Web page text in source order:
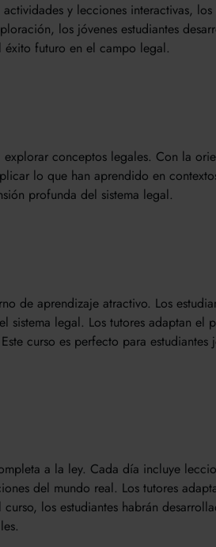
y lecciones interactivas, los
los jóvenes estudiantes
futuro en el campo legal.
conceptos legales. Con la
lo que han aprendido en
profunda del sistema legal.
de aprendizaje atractivo. Los
sistema legal. Los tutores adaptan el
curso es perfecto para estudiantes
a la ley. Cada día incluye
del mundo real. Los tutores
los estudiantes habrán